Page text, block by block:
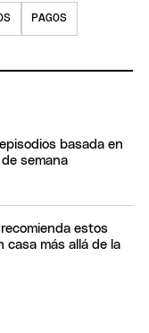
PAGOS
basada en
semana
estos
casa más allá de la